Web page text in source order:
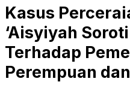
Kasus
‘Aisyiyah
Terhadap
Perempuan